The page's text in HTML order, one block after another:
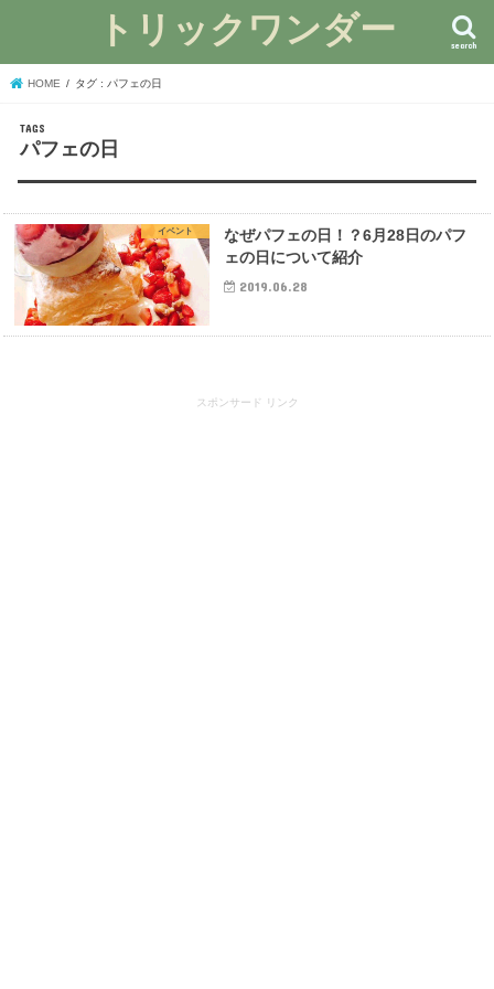
トリックワンダー search
HOME タグ : パフェの日
パフェの日
イベント
なぜパフェの日！？6月28日のパフ
ェの日について紹介
2019.06.28
スポンサード リンク